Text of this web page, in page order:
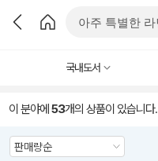
국내도서
이 분야에 53개의 상품이 있습니다.